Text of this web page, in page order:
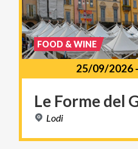
25/09/2026-
Le Formedel
Lodi
FOOD & WINE